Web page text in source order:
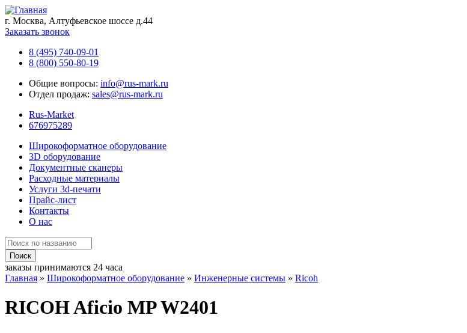
г. Москва, Алтуфьевское шоссе д.44
Заказать звонок
8 (495) 740-09-01
8 (800) 550-80-19
Общие вопросы: info@rus-mark.ru
Отдел продаж: sales@rus-mark.ru
Rus-Market
676975289
Широкоформатное оборудование
3D оборудование
Документные сканеры
Расходные материалы
Услуги 3d-печати
Прайс-лист
Контакты
О нас
заказы принимаются 24 часа
Главная » Широкоформатное оборудование » Инженерные системы » Ricoh
RICOH Aficio MP W2401